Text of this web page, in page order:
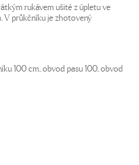
rukávem ušité z úpletu ve
V průkčníku je zhotovený
100 cm, obvod pasu 100, obvod